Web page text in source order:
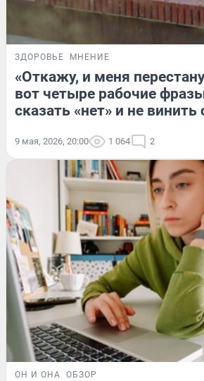
ЗДОРОВЬЕ МНЕНИЕ
«Откажу, и меня
вот четыре рабочие
сказать «нет» и не винить
9 мая, 2026, 20:00 1 064 2
ОН И ОНА ОБЗОР